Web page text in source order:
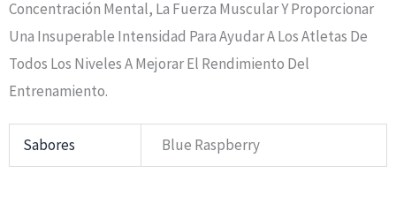
Concentración Mental, La Fuerza Muscular Y Proporcionar
Una Insuperable Intensidad Para Ayudar A Los Atletas De
Todos Los Niveles A Mejorar El Rendimiento Del
Entrenamiento.
Sabores Blue Raspberry